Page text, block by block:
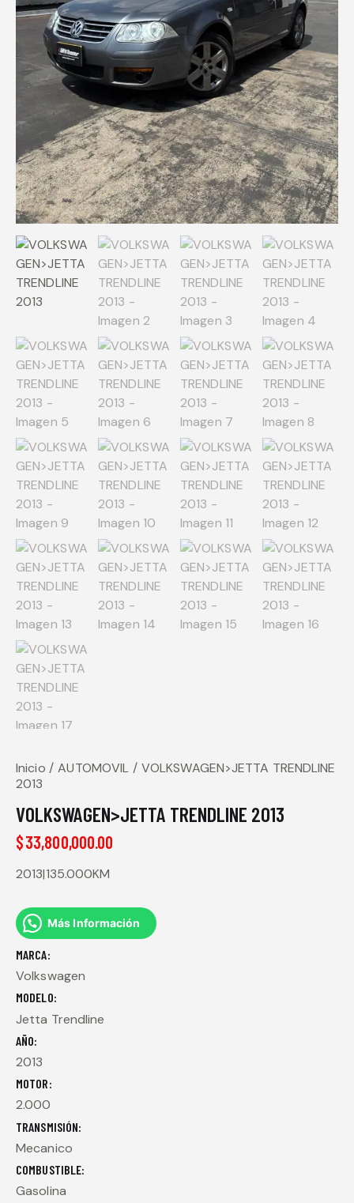
Inicio AUTOMOVIL
VOLKSWAGEN>JETTA TRENDLINE
2013
VOLKSWAGEN>JETTA TRENDLINE 2013
$33,800,000.00
2013|135.000KM
Más Información
MARCA
Volkswagen
MODELO
Jetta Trendline
AÑO
2013
MOTOR
2.000
TRANSMISIÓN
Mecanico
COMBUSTIBLE
Gasolina